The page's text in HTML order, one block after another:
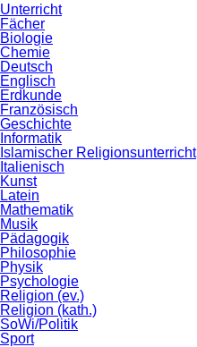
Unterricht
Fächer
Biologie
Chemie
Deutsch
Englisch
Erdkunde
Französisch
Geschichte
Informatik
Islamischer Religionsunterricht
Italienisch
Kunst
Latein
Mathematik
Musik
Pädagogik
Philosophie
Physik
Psychologie
Religion (ev.)
Religion (kath.)
SoWi/Politik
Sport